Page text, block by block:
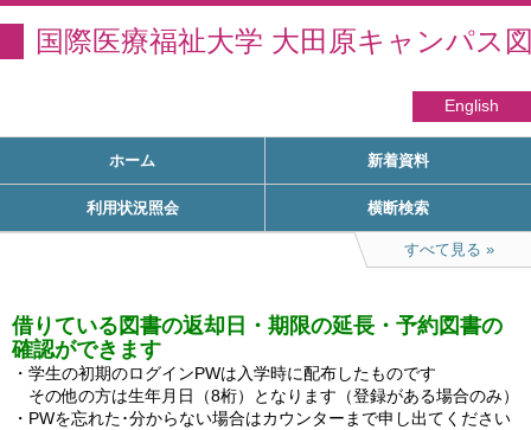
国際医療福祉大学 大田原キャンパス
English
ホーム 新着資料
利用状況照会 横断検索
すべて見る
借りている図書の返却日・期限の延長・予約図書の
確認ができます
・学生の初期のログインPWは入学時に配布したものです
その他の方は生年月日（8桁）となります（登録がある場合のみ）
・PWを忘れた･分からない場合はカウンターまで申し出てください